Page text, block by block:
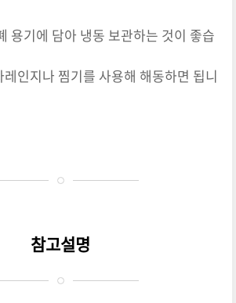
용기에 담아 냉동 보관하는 것이 좋습
레인지나 찜기를 사용해 해동하면 됩니
참고설명